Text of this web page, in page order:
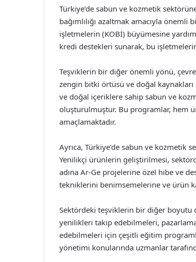
Türkiye’de sabun ve kozmetik
bağımlılığı azaltmak amacıyla
işletmelerin (KOBİ) büyümesine
kredi destekleri sunarak, bu
Teşviklerin bir diğer önemli yönü,
zengin bitki örtüsü ve doğal
ve doğal içeriklere sahip sabun ve
oluşturulmuştur. Bu programlar, hem
amaçlamaktadır.
Ayrıca, Türkiye’de sabun ve kozmetik
Yenilikçi ürünlerin geliştirilmesi,
adına Ar-Ge projelerine özel hibe ve
tekniklerini benimsemelerine ve ürün
Sektördeki teşviklerin bir diğer boyutu
yenilikleri takip edebilmeleri,
edebilmeleri için çeşitli eğitim
yönetimi konularında uzmanlar